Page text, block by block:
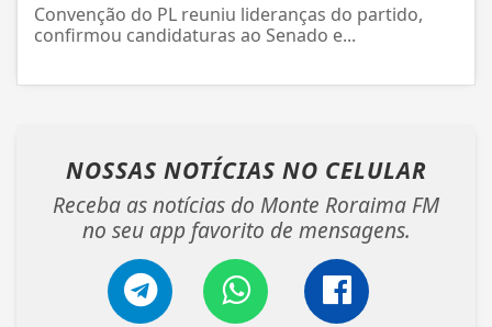
Convenção do PL reuniu lideranças do partido,
confirmou candidaturas ao Senado e...
NOSSAS NOTÍCIAS NO CELULAR
Receba as notícias do Monte Roraima FM
no seu app favorito de mensagens.